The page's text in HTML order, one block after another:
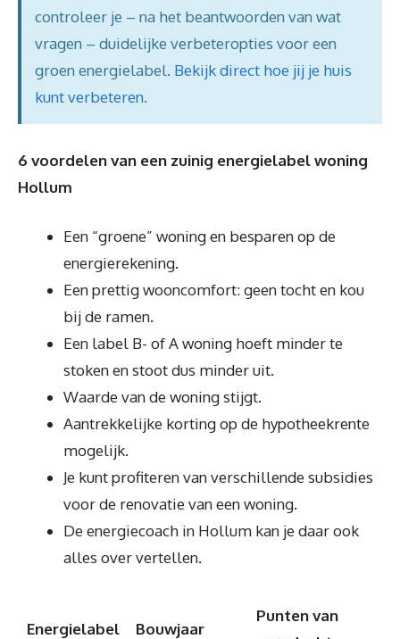
controleer je – na het beantwoorden van wat
vragen – duidelijke verbeteropties voor een
groen energielabel. Bekijk direct hoe jij je huis
kunt verbeteren.
6 voordelen van een zuinig energielabel woning
Hollum
Een “groene” woning en besparen op de
energierekening.
Een prettig wooncomfort: geen tocht en kou
bij de ramen.
Een label B- of A woning hoeft minder te
stoken en stoot dus minder uit.
Waarde van de woning stijgt.
Aantrekkelijke korting op de hypotheekrente
mogelijk.
Je kunt profiteren van verschillende subsidies
voor de renovatie van een woning.
De energiecoach in Hollum kan je daar ook
alles over vertellen.
Energielabel Bouwjaar
Punten van